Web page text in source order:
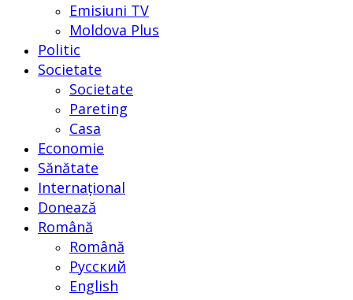
Emisiuni TV
Moldova Plus
Politic
Societate
Societate
Pareting
Casa
Economie
Sănătate
Internațional
Donează
Română
Română
Русский
English